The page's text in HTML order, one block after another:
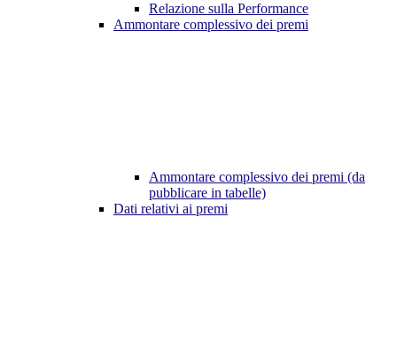
Relazione sulla Performance
Ammontare complessivo dei premi
Ammontare complessivo dei premi (da
pubblicare in tabelle)
Dati relativi ai premi